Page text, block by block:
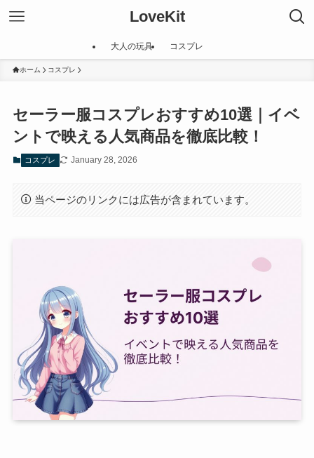
LoveKit
大人の玩具 コスプレ
ホーム コスプレ
セーラー服コスプレおすすめ10選｜イベ
ントで映える人気商品を徹底比較！
コスプレ January 28, 2026
当ページのリンクには広告が含まれています。